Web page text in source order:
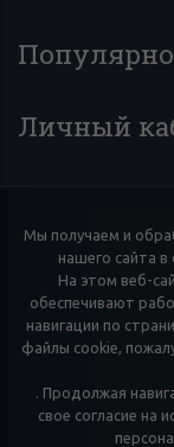
Личный
Мы получаем и
нашего сайта в
На этом веб-
обеспечивают
навигации по
файлы cookie,
. Продолжая
свое согласие на